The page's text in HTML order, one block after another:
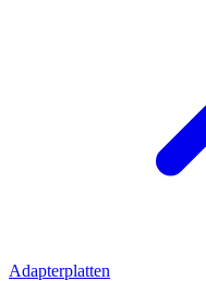
Adapterplatten